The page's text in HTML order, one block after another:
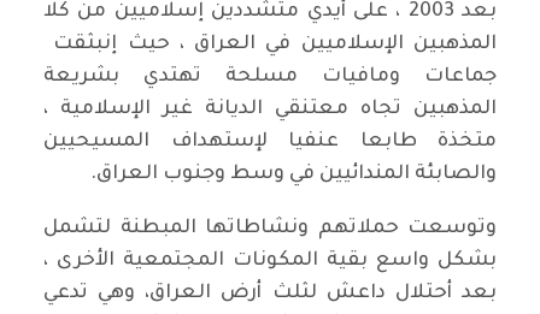
بعد 2003 ، على أيدي متشددين إسلاميين من كلا
المذهبين الإسلاميين في العراق ، حيث إنبثقت
جماعات ومافيات مسلحة تهتدي بشريعة
المذهبين تجاه معتنقي الديانة غير الإسلامية ،
متخذة طابعا عنفيا لإستهداف المسيحيين
والصابئة المندائيين في وسط وجنوب العراق.
وتوسعت حملاتهم ونشاطاتها المبطنة لتشمل
بشكل واسع بقية المكونات المجتمعية اﻷخرى ،
بعد أحتلال داعش لثلث أرض العراق، وهي تدعي